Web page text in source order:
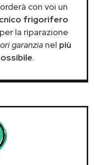
con voi un
frigorifero
per la riparazione
garanzianel più
.